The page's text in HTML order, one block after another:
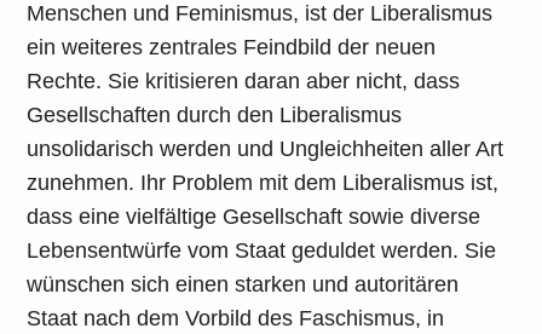
Menschen und Feminismus, ist der Liberalismus
ein weiteres zentrales Feindbild der neuen
Rechte. Sie kritisieren daran aber nicht, dass
Gesellschaften durch den Liberalismus
unsolidarisch werden und Ungleichheiten aller Art
zunehmen. Ihr Problem mit dem Liberalismus ist,
dass eine vielfältige Gesellschaft sowie diverse
Lebensentwürfe vom Staat geduldet werden. Sie
wünschen sich einen starken und autoritären
Staat nach dem Vorbild des Faschismus, in